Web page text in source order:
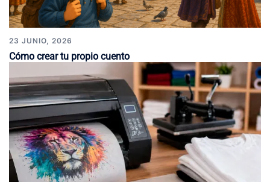
23 JUNIO, 2026
Cómo crear tu propio cuento